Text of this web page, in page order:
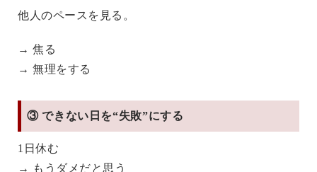
他人のペースを見る。
→ 焦る
→ 無理をする
③ できない日を“失敗”にする
1日休む
→ もうダメだと思う